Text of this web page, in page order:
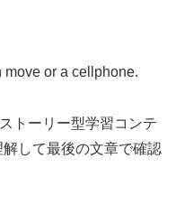
move or a cellphone.
トーリー型学習コンテ
して最後の文章で確認